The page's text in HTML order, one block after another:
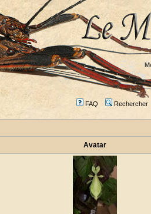
FAQ Rechercher
Avatar